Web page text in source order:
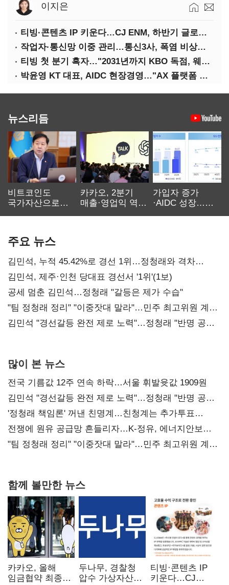
이지은
티빙·콘텐츠 IP 키운다…CJ ENM, 하반기 글로벌 확장 가속
작업자·통신망 이중 관리…통신3사, 폭염 비상대응 돌입
티빙 첫 분기 흑자…"2031년까지 KBO 독점, 웨이브 합병도 속도"
박윤영 KT 대표, AIDC 현장경영…"AX 플랫폼 핵심 인프라로 키운다"
뉴스리듬
비트코인도
국가자산으로…'
카카오, 2분기
매출·영업익 역대
가입자 증가
·AIDC 성장…
주요 뉴스
김민석, 누적 45.42%로 경선 1위…정청래와 격차
0.86%p(2보)
김민석, 제주·인천 당대표 경선서 '1위'(1보)
공세 멈춘 김민석…정청래 "갈등은 제가 수습"
"팀 정청래 정리" "이중잣대 말라"…민주 최고위원 계파
다툼 격화
김민석 "경선갈등 완전 제로 노력"…정청래 "반명 공세
많이 본 뉴스
전국 기름값 12주 연속 하락…서울 휘발윳값 1909원
김민석 "경선갈등 완전 제로 노력"…정청래 "반명 공세
사과부터"
'정청래 책임론' 꺼낸 친명계…친청계는 추가투표
때리기
전쟁에 원유 공급망 흔들리자…K-정유, 에너지안보
핵심으로 재부상
"팀 정청래 정리" "이중잣대 말라"…민주 최고위원 계파
함께 볼만한 뉴스
카카오, 올해
임금협약 최종
두나무, 경찰청
압수 가상자산
티빙·콘텐츠 IP
키운다…CJ